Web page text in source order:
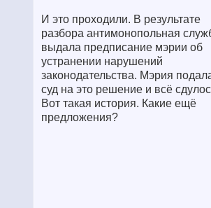
И это проходили. В результате
разбора антимонопольная
выдала предписание мэрии об
устранении нарушений
законодательства. Мэрия
суд на это решение и всё
Вот такая история. Какие ещё
предложения?